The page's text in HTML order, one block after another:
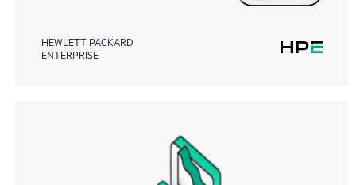
HEWLETT PACKARD
ENTERPRISE